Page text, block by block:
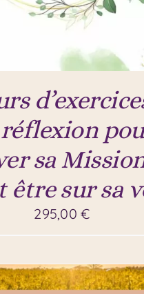
réflexion
sa
être sur sa
295,00€